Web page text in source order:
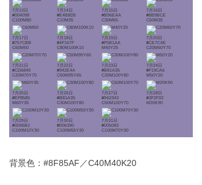
7月13日
#004098
C100M80
7月14日
#E4B8D5
C10M35
7月15日
#B96EAA
C30M65
7月16日
#8B9BCE
C50M35
7月17日
#757CBB
C60M50
7月18日
#4F167F
C80M100K10
7月19日
#F5B1AA
M40Y25
7月20日
#CE7C4E
C20M60Y70
7月21日
#CD6849
C20M70Y70
7月22日
#942E4A
C50M95Y65
7月23日
#B81A35
C30M100Y80
7月24日
#F19CA6
M50Y20
7月25日
#EF8585
M60Y35
7月26日
#B81A35
C30M100Y80
7月27日
#942343
C50M100Y70
7月28日
#3F2F33
M20K90
7月29日
#0096B2
C100M10Y30
7月30日
#006390
C100M55Y30
7月31日
#005083
C100M70Y30
背景色：#8F85AF／C40M40K20